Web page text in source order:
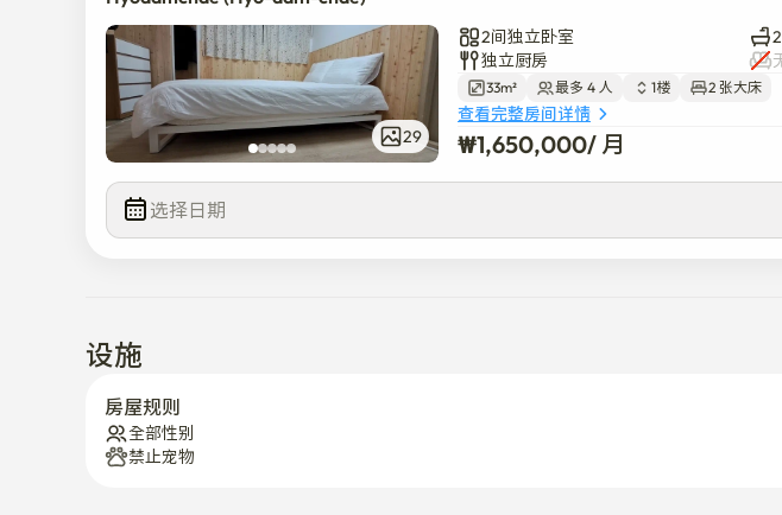
是1, 5个房间的形态
有1间卧室和厨房兼卧室，最多可容纳4人。
有厨房和卧室的空间里有一个卫生间和一个浴室。
*从3人开始，追加1人的话会有追加费用，请咨询。
29
2间独立卧室
独立厨房
33m² 最多 4 人 1楼 2 张大床
查看完整房间详情
₩1,650,000/ 月
选择日期
设施
房屋规则
全部性别
禁止宠物